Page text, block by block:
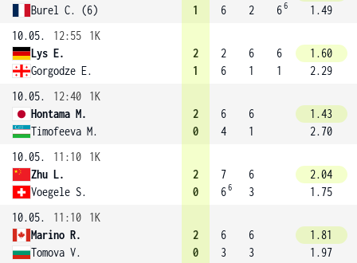
Burel C. (6)
1
6
2
66
1.49
10.05.
12:55
1K
Lys E.
Gorgodze E.
2
1
2
6
6
1
6
1
1.60
2.29
10.05.
12:40
1K
Hontama M.
Timofeeva M.
2
0
6
4
6
1
1.43
2.70
10.05.
11:10
1K
Zhu L.
Voegele S.
2
0
7
66
6
3
2.04
1.75
10.05.
11:10
1K
Marino R.
Tomova V.
2
0
6
3
6
3
1.81
1.97